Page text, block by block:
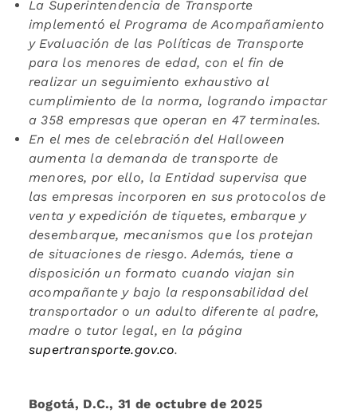
La Superintendencia de Transporte
implementó el Programa de Acompañamiento
y Evaluación de las Políticas de Transporte
para los menores de edad, con el fin de
realizar un seguimiento exhaustivo al
cumplimiento de la norma, logrando impactar
a 358 empresas que operan en 47 terminales.
En el mes de celebración del Halloween
aumenta la demanda de transporte de
menores, por ello, la Entidad supervisa que
las empresas incorporen en sus protocolos de
venta y expedición de tiquetes, embarque y
desembarque, mecanismos que los protejan
de situaciones de riesgo. Además, tiene a
disposición un formato cuando viajan sin
acompañante y bajo la responsabilidad del
transportador o un adulto diferente al padre,
madre o tutor legal, en la página
supertransporte.gov.co.
Bogotá, D.C., 31 de octubre de 2025